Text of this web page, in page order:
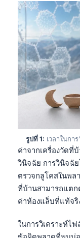
รูปที่ 1: เวลาในกา
ค่าจากเครื่องวัดที่
วินิจฉัย การวินิจฉั
ตรวจกลูโคสในพล
ที่บ้านสามารถแตก
ค่าห้องแล็บที่แท้จริ
ในการวิเคราะห์ไ